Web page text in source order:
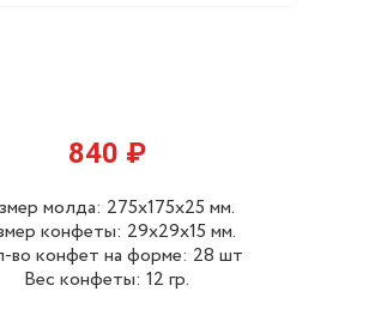
840 ₽
молда: 275х175х25 мм.
конфеты: 29x29x15 мм.
во конфет на форме: 28 шт
Вес конфеты: 12 гр.